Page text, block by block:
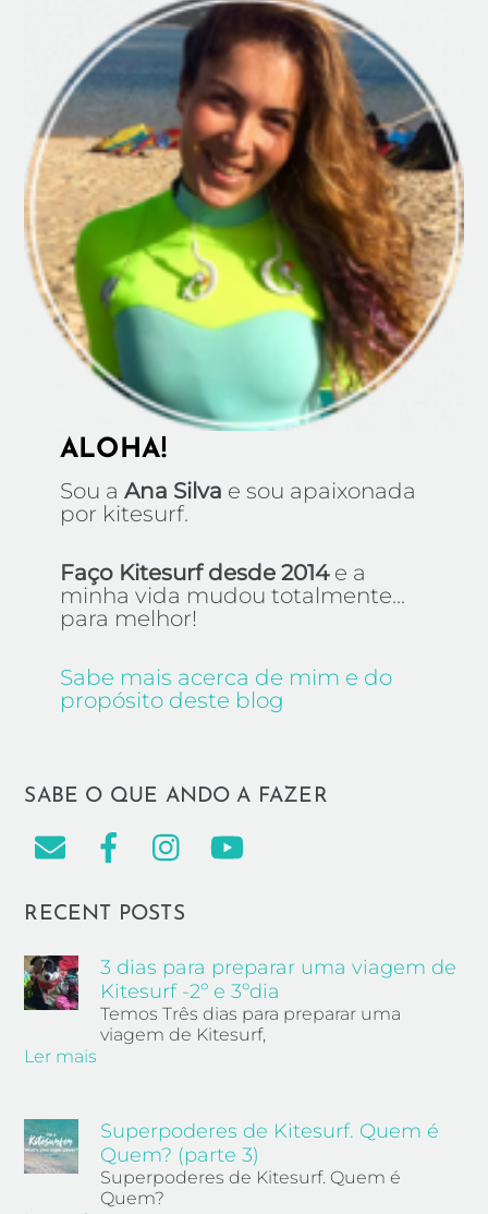
ALOHA!
Sou a Ana Silva e sou apaixonada
por kitesurf.
Faço Kitesurf desde 2014e a
minha vida mudou totalmente...
para melhor!
Sabe mais acerca de mim e do
propósito deste blog
SABE O QUE ANDO A FAZER
RECENT POSTS
3 dias para preparar uma viagem de
Kitesurf -2º e 3ºdia
Temos Três dias para preparar uma
viagem de Kitesurf,
Ler mais
Superpoderes de Kitesurf. Quem é
Quem? (parte 3)
Superpoderes de Kitesurf. Quem é
Quem?